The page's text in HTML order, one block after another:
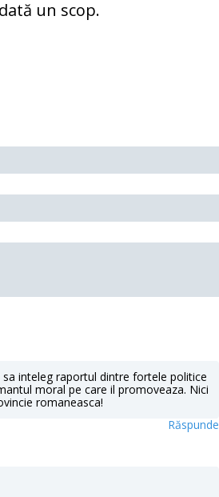
un scop.
inteleg raportul dintre fortele politice
moral pe care il promoveaza. Nici
romaneasca!
Răspunde